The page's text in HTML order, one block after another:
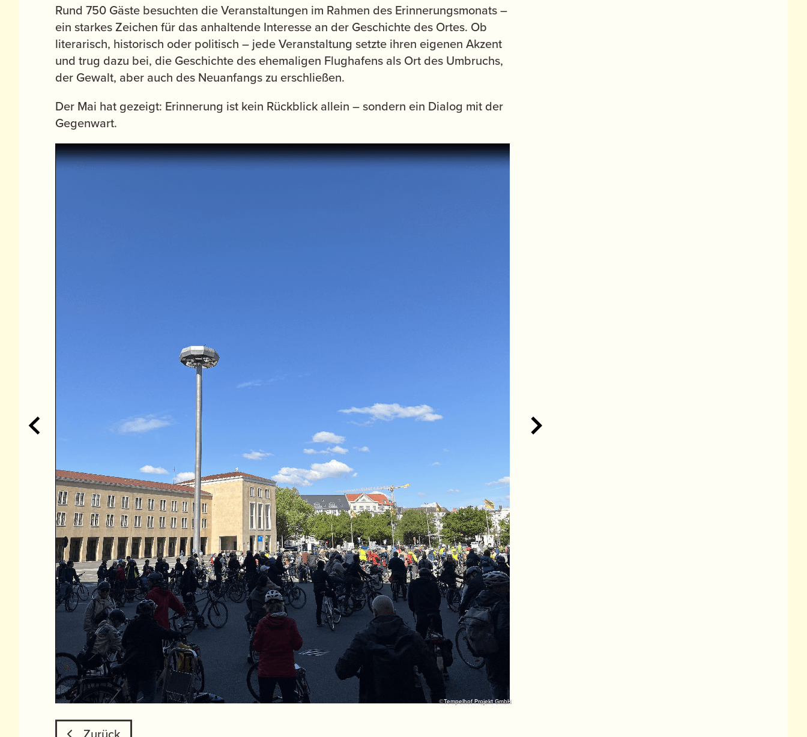
Rund 750 Gäste besuchten die Veranstaltungen im Rahmen des Erinnerungsmonats –
ein starkes Zeichen für das anhaltende Interesse an der Geschichte des Ortes. Ob
literarisch, historisch oder politisch – jede Veranstaltung setzte ihren eigenen Akzent
und trug dazu bei, die Geschichte des ehemaligen Flughafens als Ort des Umbruchs,
der Gewalt, aber auch des Neuanfangs zu erschließen.
Der Mai hat gezeigt: Erinnerung ist kein Rückblick allein – sondern ein Dialog mit der
Gegenwart.
©Tempelhof Projekt GmbH